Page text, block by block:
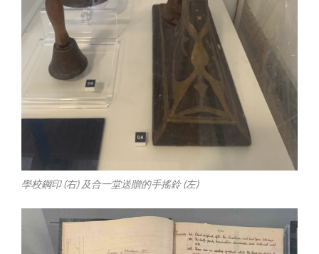
學校鋼印 (右) 及合一堂送贈的手搖鈴 (左)